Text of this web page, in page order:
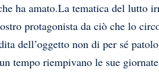
ha amato.La tematica del lutto
protagonista da ciò che lo
dell’oggetto non di per sé
tempo riempivano le sue